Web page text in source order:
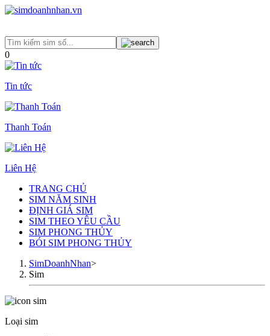
0
Tin tức
Thanh Toán
Liên Hệ
TRANG CHỦ
SIM NĂM SINH
ĐỊNH GIÁ SIM
SIM THEO YÊU CẦU
SIM PHONG THỦY
BÓI SIM PHONG THỦY
SimDoanhNhan>
Sim
Loại sim